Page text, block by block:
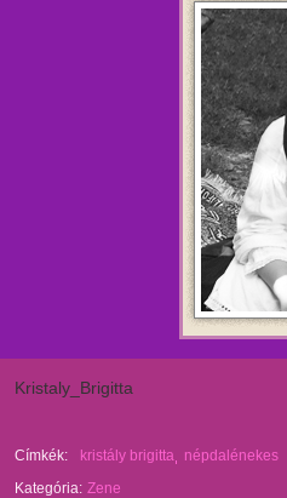
Kristaly_Brigitta
Címkék: kristály brigitta
népdalénekes
Kategória: Zene